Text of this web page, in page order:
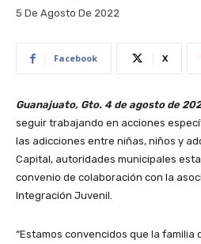
5 De Agosto De 2022
Facebook X
Guanajuato, Gto. 4 de agosto de
seguir trabajando en acciones
las adicciones entre niñas, niños y
Capital, autoridades municipales
convenio de colaboración con la
Integración Juvenil.
“Estamos convencidos que la familia